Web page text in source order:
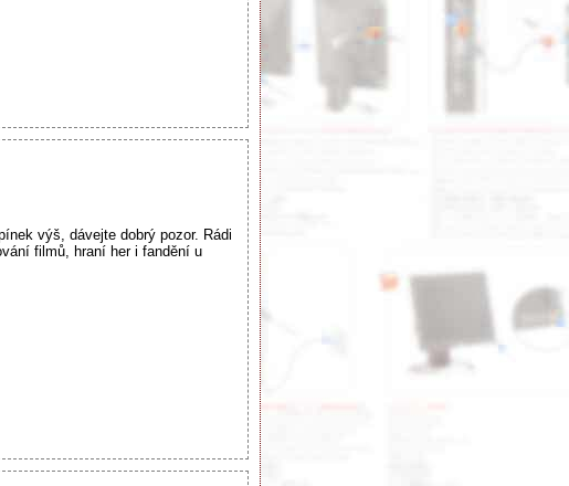
výš, dávejte dobrý pozor. Rádi
filmů, hraní her i fandění u